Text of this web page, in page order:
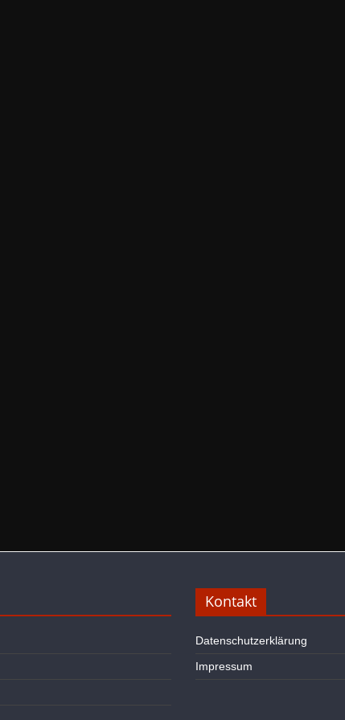
Kontakt
Datenschutzerklärung
Impressum